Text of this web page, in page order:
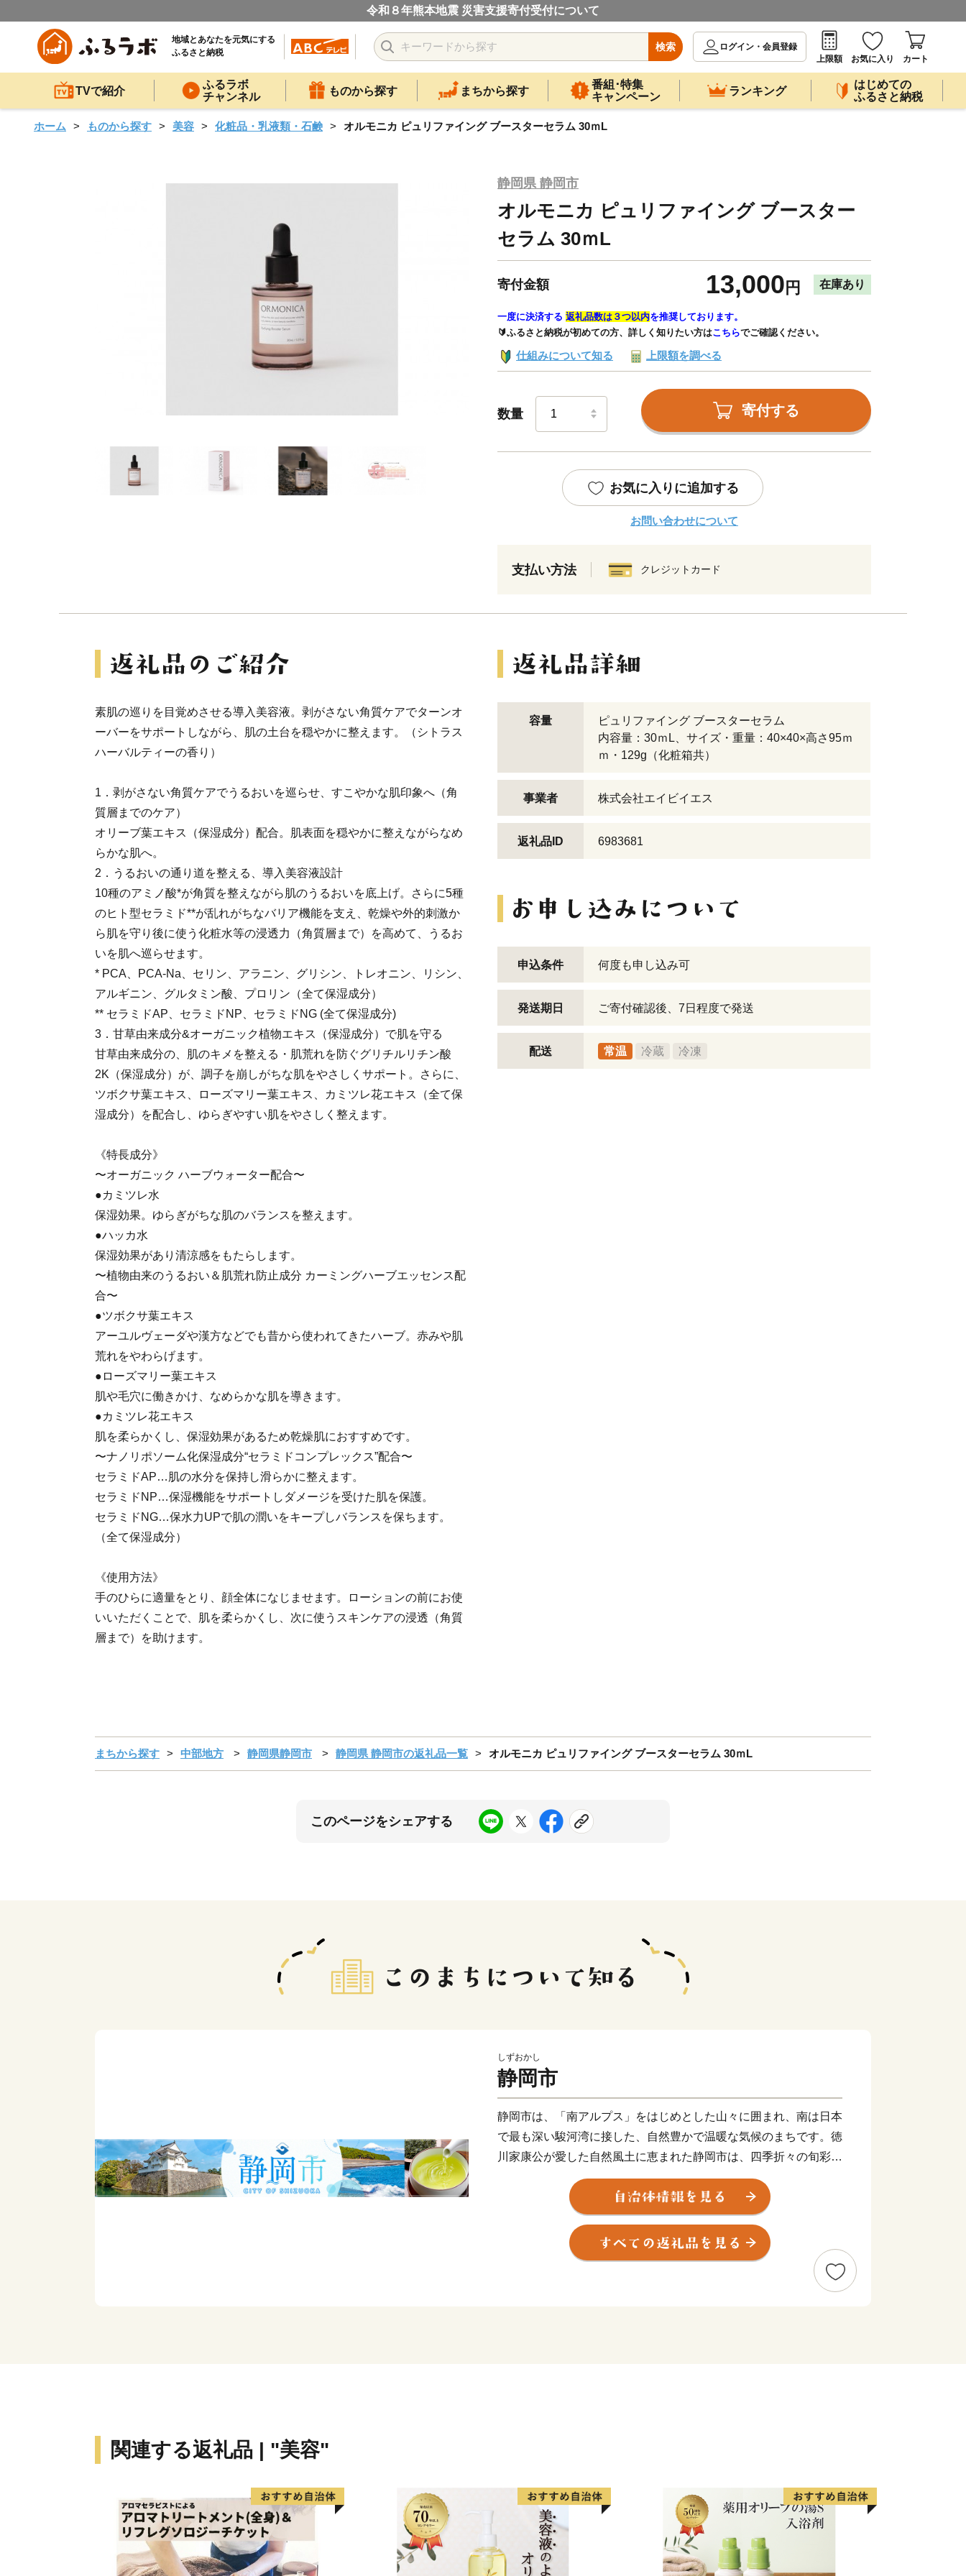
令和８年熊本地震 災害支援寄付受付について
地域とあなたを元気にする
ふるさと納税
検索
ログイン・会員登録
上限額
お気に入り カート
TVで紹介
ふるラボ
チャンネル
ものから探す まちから探す
番組･特集
キャンペーン
ランキング
はじめての
ふるさと納税
ホーム ものから探す 美容 化粧品・乳液類・石鹸 オルモニカ ピュリファイング ブースターセラム 30ｍL
静岡県 静岡市
オルモニカ ピュリファイング ブースター
セラム 30ｍL
寄付金額 13,000 円 在庫あり
一度に決済する 返礼品数は３つ以内を推奨しております。
🔰ふるさと納税が初めての方、詳しく知りたい方はこちらでご確認ください。
仕組みについて知る 上限額を調べる
数量 寄付する
お気に入りに追加する
お問い合わせについて
支払い方法 クレジットカード
素肌の巡りを目覚めさせる導入美容液。剥がさない角質ケアでターンオ
ーバーをサポートしながら、肌の土台を穏やかに整えます。（シトラス
ハーバルティーの香り）
1．剥がさない角質ケアでうるおいを巡らせ、すこやかな肌印象へ（角
質層までのケア）
オリーブ葉エキス（保湿成分）配合。肌表面を穏やかに整えながらなめ
らかな肌へ。
2．うるおいの通り道を整える、導入美容液設計
10種のアミノ酸*が角質を整えながら肌のうるおいを底上げ。さらに5種
のヒト型セラミド**が乱れがちなバリア機能を支え、乾燥や外的刺激か
ら肌を守り後に使う化粧水等の浸透力（角質層まで）を高めて、うるお
いを肌へ巡らせます。
* PCA、PCA-Na、セリン、アラニン、グリシン、トレオニン、リシン、
アルギニン、グルタミン酸、プロリン（全て保湿成分）
** セラミドAP、セラミドNP、セラミドNG (全て保湿成分)
3．甘草由来成分&オーガニック植物エキス（保湿成分）で肌を守る
甘草由来成分の、肌のキメを整える・肌荒れを防ぐグリチルリチン酸
2K（保湿成分）が、調子を崩しがちな肌をやさしくサポート。さらに、
ツボクサ葉エキス、ローズマリー葉エキス、カミツレ花エキス（全て保
湿成分）を配合し、ゆらぎやすい肌をやさしく整えます。
《特長成分》
〜オーガニック ハーブウォーター配合〜
●カミツレ水
保湿効果。ゆらぎがちな肌のバランスを整えます。
●ハッカ水
保湿効果があり清涼感をもたらします。
〜植物由来のうるおい＆肌荒れ防止成分 カーミングハーブエッセンス配
合〜
●ツボクサ葉エキス
アーユルヴェーダや漢方などでも昔から使われてきたハーブ。赤みや肌
荒れをやわらげます。
●ローズマリー葉エキス
肌や毛穴に働きかけ、なめらかな肌を導きます。
●カミツレ花エキス
肌を柔らかくし、保湿効果があるため乾燥肌におすすめです。
〜ナノリポソーム化保湿成分“セラミドコンプレックス”配合〜
セラミドAP…肌の水分を保持し滑らかに整えます。
セラミドNP…保湿機能をサポートしダメージを受けた肌を保護。
セラミドNG…保水力UPで肌の潤いをキープしバランスを保ちます。
（全て保湿成分）
《使用方法》
手のひらに適量をとり、顔全体になじませます。ローションの前にお使
いいただくことで、肌を柔らかくし、次に使うスキンケアの浸透（角質
層まで）を助けます。
容量
ピュリファイング ブースターセラム
内容量：30ｍL、サイズ・重量：40×40×高さ95ｍ
ｍ・129g（化粧箱共）
事業者 株式会社エイビイエス
返礼品ID 6983681
申込条件 何度も申し込み可
発送期日 ご寄付確認後、7日程度で発送
配送 常温 冷蔵 冷凍
まちから探す 中部地方 静岡県静岡市 静岡県 静岡市の返礼品一覧 オルモニカ ピュリファイング ブースターセラム 30ｍL
このページをシェアする
しずおかし
静岡市
静岡市は、「南アルプス」をはじめとした山々に囲まれ、南は日本
で最も深い駿河湾に接した、自然豊かで温暖な気候のまちです。徳
川家康公が愛した自然風土に恵まれた静岡市は、四季折々の旬彩
や、海の幸などの豊な食材、そして富士山を借景した風光明媚な景
観が自慢です。
そんな静岡市の「素敵」を、「しぞ～かふるさと応援寄附金」を通
じてお伝えします。
是非一度、静岡市へお越しいただき、その魅力を感じて下さい。
■寄附金受領証明書
寄附日から概ね2週間後、お礼の品とは別にお送りいたします。
■ワンストップ特例申請書
関連する返礼品 | "美容"